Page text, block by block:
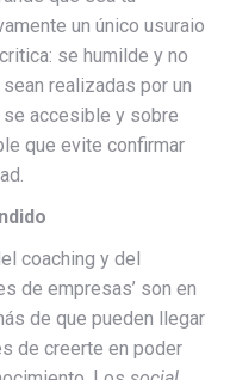
un único usuraio
se humilde y no
realizadas por un
se accesible y sobre
que evite confirmar
coaching y del
de empresas’ son en
de que pueden llegar
de creerte en poder